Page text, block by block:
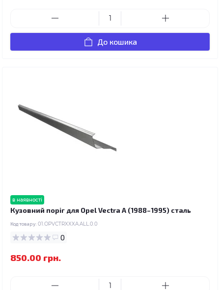
До кошика
в наявності
Кузовний поріг для Opel Vectra A (1988–1995) сталь
Код товару: 01.OPVCTRXXXA.ALL.0.0
0
850.00 грн.